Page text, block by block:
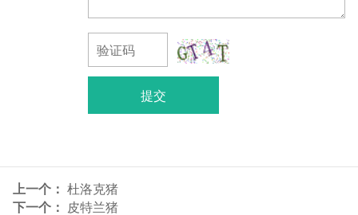
提交
上一个： 杜洛克猪
下一个： 皮特兰猪